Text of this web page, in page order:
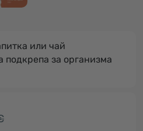
или чай
подкрепа за организма